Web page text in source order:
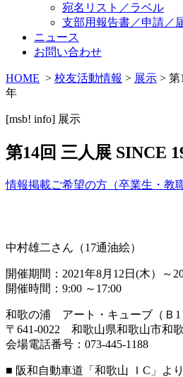
宛名リスト／ラベル
支部用報告書／申請／
ニュース
お問い合わせ
HOME > 校友活動情報 > 展示 > 第
年
[msb! info] 展示
第14回 三人展 SINCE
情報掲載ご希望の方（卒業生・教
中村雄二さん（17通油絵）
開催期間：2021年8月 12 日 (木）～
開催時間： 9:00 ～ 17:00
和歌の浦 アート・キューブ（Ｂ1
〒641-0022 和歌山県和歌山市和歌
会場電話番号： 073-445-1188
■ 阪和自動車道「和歌山 ＩC」よ